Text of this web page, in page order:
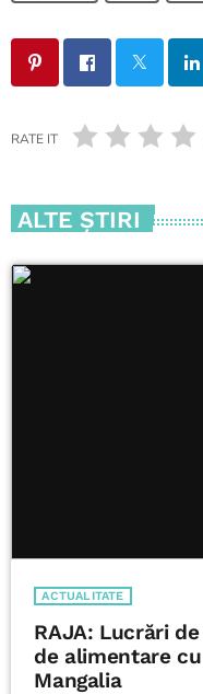
RATE IT
ALTE ŞTIRI
ACTUALITATE
RAJA: Lucrări
de alimentare
Mangalia